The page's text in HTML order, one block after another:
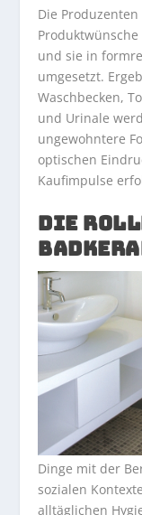
Die
und sie in
umgesetzt.
Waschbecken,
und Urinale
ungewohntere
optischen
Kaufimpulse
DIE
Dinge mit der
sozialen
alltäglichen